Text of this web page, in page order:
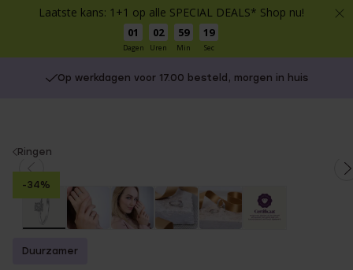
Laatste kans: 1+1 op alle SPECIAL DEALS* Shop nu!
01
Dagen
02
Uren
59
Min
19
Sec
Op werkdagen voor 17.00 besteld, morgen in huis
You
are
here:
Ringen
-34%
Duurzamer